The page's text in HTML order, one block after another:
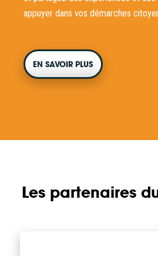
appuyer dans vos démarches
EN SAVOIR PLUS
Les partenaires